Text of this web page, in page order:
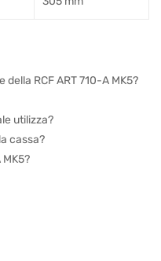
RCF ART 710-A MK5?
utilizza?
cassa?